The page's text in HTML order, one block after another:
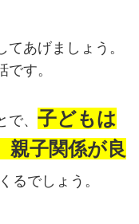
あげましょう。
す。
、 子どもは
親子関係が良
るでしょう。